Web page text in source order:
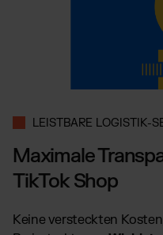
LEISTBARE LOGISTIK-
Maximale
TikTok Shop
Keine versteckten